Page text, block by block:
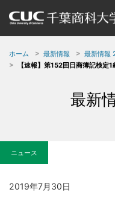
ホーム 最新情報
最新情報
【速報】第152回日商簿記検定
最新
ニュース
2019年7月30日